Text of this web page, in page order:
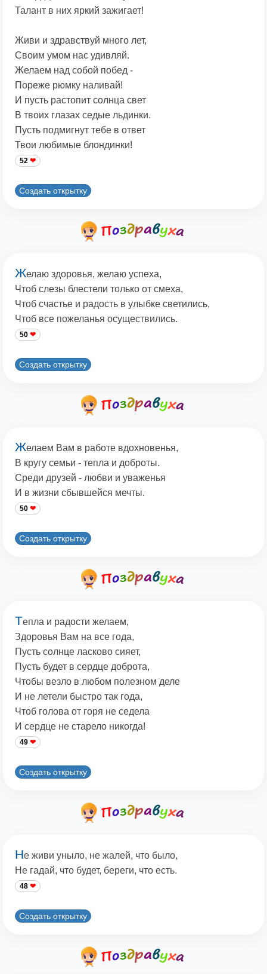
Талант в них яркий зажигает!
Живи и здравствуй много лет,
Своим умом нас удивляй.
Желаем над собой побед -
Пореже рюмку наливай!
И пусть растопит солнца свет
В твоих глазах седые льдинки.
Пусть подмигнут тебе в ответ
Твои любимые блондинки!
52
Создать открытку
Желаю здоровья, желаю успеха,
Чтоб слезы блестели только от смеха,
Чтоб счастье и радость в улыбке светились,
Чтоб все пожеланья осуществились.
50
Создать открытку
Желаем Вам в работе вдохновенья,
В кругу семьи - тепла и доброты.
Среди друзей - любви и уваженья
И в жизни сбывшейся мечты.
50
Создать открытку
Тепла и радости желаем,
Здоровья Вам на все года,
Пусть солнце ласково сияет,
Пусть будет в сердце доброта,
Чтобы везло в любом полезном деле
И не летели быстро так года,
Чтоб голова от горя не седела
И сердце не старело никогда!
49
Создать открытку
Не живи уныло, не жалей, что было,
Не гадай, что будет, береги, что есть.
48
Создать открытку